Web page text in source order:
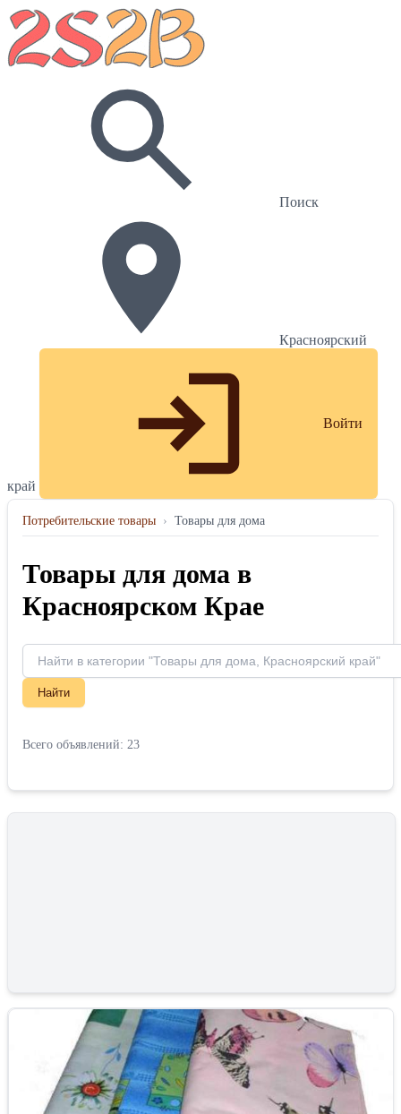
Поиск
Красноярский
край
Войти
Потребительские товары › Товары для дома
Товары для дома в
Красноярском Крае
Найти
Всего объявлений: 23